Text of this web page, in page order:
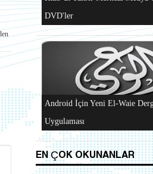
Hizb-ut Tahrir Merkezi Medya
DVD'ler
EN ÇOK OKUNANLAR